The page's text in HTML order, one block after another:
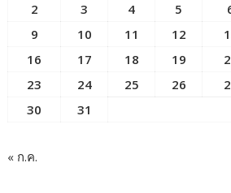
2
3 4 5
9
10 11 12
16
17 18 19
23
24 25 26
30
31
« ก.ค.